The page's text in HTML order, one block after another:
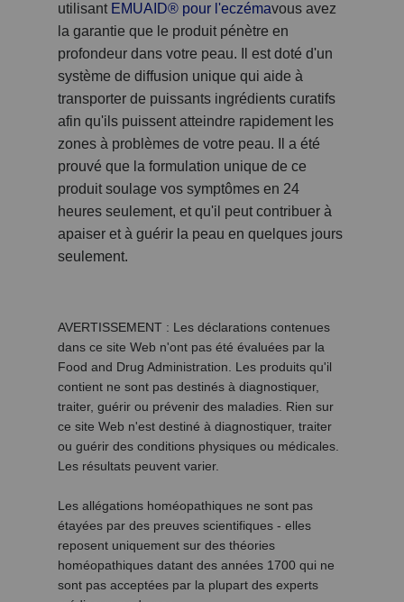
utilisant EMUAID® pour l'eczémavous avez
la garantie que le produit pénètre en
profondeur dans votre peau. Il est doté d'un
système de diffusion unique qui aide à
transporter de puissants ingrédients curatifs
afin qu'ils puissent atteindre rapidement les
zones à problèmes de votre peau. Il a été
prouvé que la formulation unique de ce
produit soulage vos symptômes en 24
heures seulement, et qu'il peut contribuer à
apaiser et à guérir la peau en quelques jours
seulement.
AVERTISSEMENT : Les déclarations contenues
dans ce site Web n'ont pas été évaluées par la
Food and Drug Administration. Les produits qu'il
contient ne sont pas destinés à diagnostiquer,
traiter, guérir ou prévenir des maladies. Rien sur
ce site Web n'est destiné à diagnostiquer, traiter
ou guérir des conditions physiques ou médicales.
Les résultats peuvent varier.
Les allégations homéopathiques ne sont pas
étayées par des preuves scientifiques - elles
reposent uniquement sur des théories
homéopathiques datant des années 1700 qui ne
sont pas acceptées par la plupart des experts